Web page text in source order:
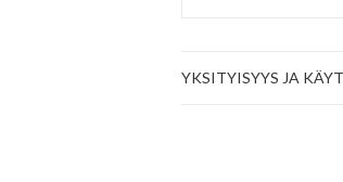
YKSITYISYYS JA